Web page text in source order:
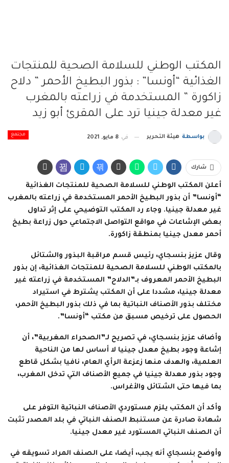
المكتب الوطني للسلامة الصحية للمنتجات
الغذائية “أونسا” : بذور البطيخ الأحمر ” دلاح
زاكورة ” المستخدمة في زراعته بالمغرب
غير معدلة جينيا ترد على المقرئ أبو زيد
مجتمع بواسطة هيئة التحرير في 8 مايو, 2021
شارك
أعلن المكتب الوطني للسلامة الصحية للمنتجات الغذائية
“أونسا” أن بذور البطيخ الأحمر المستخدمة في زراعته بالمغرب
غير معدلة جينيا. وجاء رد المكتب التوضيحي على إثر تداول
بعض الإشاعات في مواقع التواصل الاجتماعي حول زراعة بطيخ
أحمر معدل جينيا بمنطقة زاكورة.
وقال عزيز بنسجاي، رئيس قسم مراقبة البذور والشتائل
بالمكتب الوطني للسلامة الصحية للمنتجات الغذائية، إن بذور
البطيخ الأحمر المعروف بـ”الدلاح” المستخدمة في زراعته غير
معدلة جينيا، مشددا على أن المكتب يشترط في استيراد
مختلف بذور الأصناف النباتية بما في ذلك بذور البطيخ الأحمر،
الحصول على ترخيص مسبق من مكتب “أونسا”.
وأضاف عزيز بنسجاي، في تصريح لـ”الصحراء المغربية”، أن
إشاعة وجود بطيخ معدل جينيا لا أساس لها من الناحية
العلمية، والهدف منها زعزعة الرأي العام، نافيا بشكل قاطع
وجود بذور معدلة جينيا في جميع الأصناف التي تدخل المغرب،
بما فيها حتى الشتائل والأغراس.
وأكد أن المكتب يلزم مستوردي الأصناف النباتية التوفر على
شهادة صادرة عن مستنبط الصنف النباتي في بلد المصدر تثبت
أن الصنف النباتي المستورد غير معدل جينيا.
وأوضح بنسجاي أنه يجب، أيضا، على الصنف المراد تسويقه في